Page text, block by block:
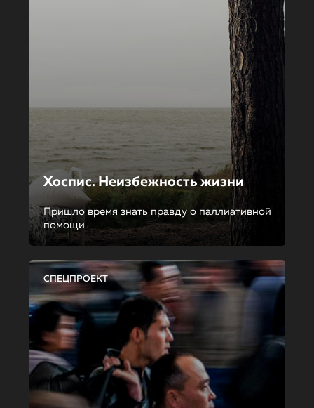
Хоспис. Неизбежность жизни
Пришло время знать правду о паллиативной
помощи
СПЕЦПРОЕКТ